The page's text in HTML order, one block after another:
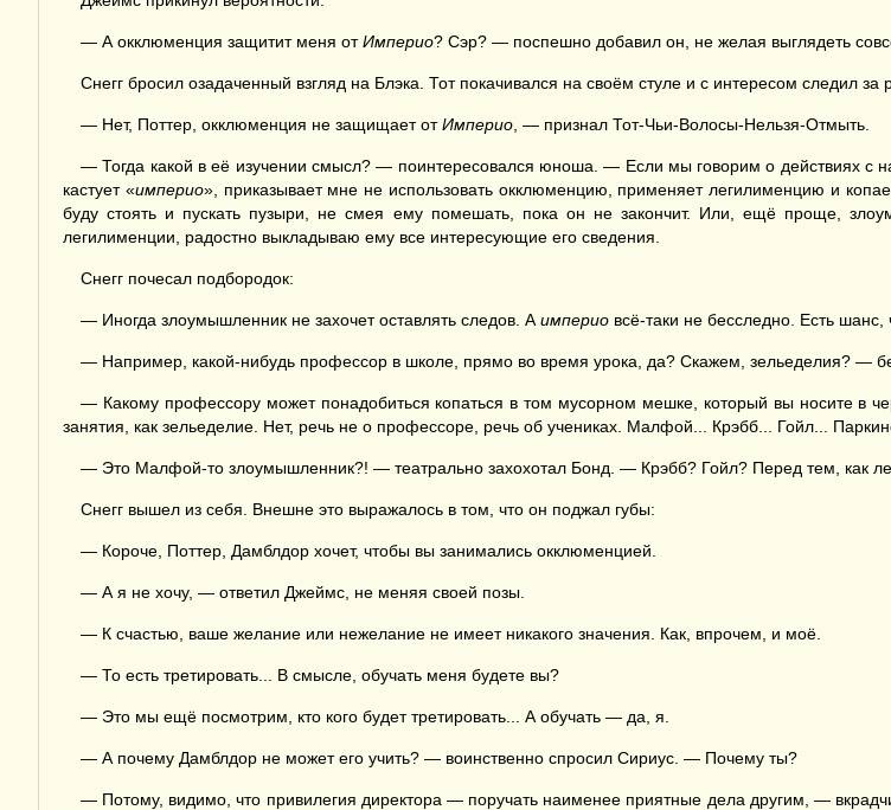
— А окклюменция защитит меня отИмперио? Сэр? — поспешно добавил он, не желая выглядеть
Снегг бросил озадаченный взгляд на Блэка. Тот покачивался на своём стуле и с интересом следил за
— Нет, Поттер, окклюменция не защищает отИмперио , — признал Тот-Чьи-Волосы-Нельзя-Отмыть.
— Тогда какой в её изучении смысл? — поинтересовался юноша. — Если мы говорим о действиях с
кастует «империо», приказывает мне не использовать окклюменцию, применяет легилименцию и
буду стоять и пускать пузыри, не смея ему помешать, пока он не закончит. Или, ещё проще,
легилименции, радостно выкладываю ему все интересующие его сведения.
Снегг почесал подбородок:
— Иногда злоумышленник не захочет оставлять следов. А империо всё-таки не бесследно. Есть шанс,
— Например, какой-нибудь профессор в школе, прямо во время урока, да? Скажем, зельеделия? —
— Какому профессору может понадобиться копаться в том мусорном мешке, который вы носите в
занятия, как зельеделие. Нет, речь не о профессоре, речь об учениках. Малфой... Крэбб... Гойл...
— Это Малфой-то злоумышленник?! — театрально захохотал Бонд. — Крэбб? Гойл? Перед тем, как
Снегг вышел из себя. Внешне это выражалось в том, что он поджал губы:
— Короче, Поттер, Дамблдор хочет, чтобы вы занимались окклюменцией.
— А я не хочу, — ответил Джеймс, не меняя своей позы.
— К счастью, ваше желание или нежелание не имеет никакого значения. Как, впрочем, и моё.
— То есть третировать... В смысле, обучать меня будете вы?
— Это мы ещё посмотрим, кто кого будет третировать... А обучать — да, я.
— А почему Дамблдор не может его учить? — воинственно спросил Сириус. — Почему ты?
— Потому, видимо, что привилегия директора — поручать наименее приятные дела другим, —